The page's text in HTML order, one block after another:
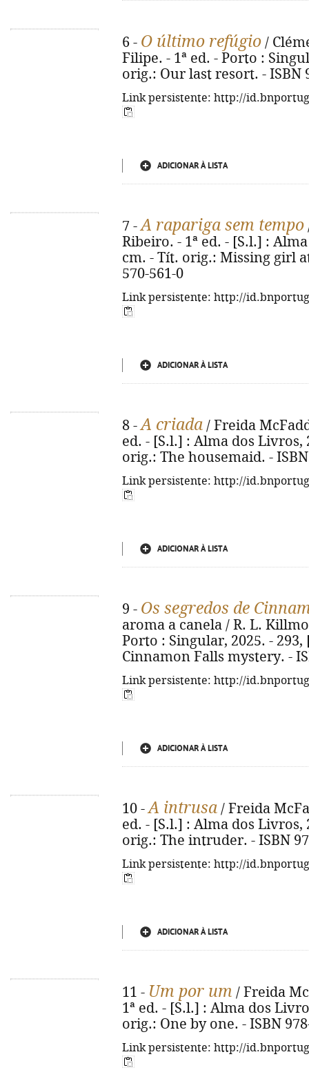
6 - O último refúgio /
Filipe. - 1ª ed. - Porto :
orig.: Our last resort. - ISBN
Link persistente: http://
ADICIONAR À LISTA
7 -A rapariga sem tempo
Ribeiro. - 1ª ed. - [S.l.] :
cm. - Tít. orig.: Missing girl
570-561-0
Link persistente: http://
ADICIONAR À LISTA
8 -A criada / Freida
ed. - [S.l.] : Alma dos Livros,
orig.: The housemaid. - ISBN
Link persistente: http://
ADICIONAR À LISTA
9 - Os segredos de
aroma a canela / R. L.
Porto : Singular, 2025. -
Cinnamon Falls mystery. -
Link persistente: http://
ADICIONAR À LISTA
10 -A intrusa / Freida
ed. - [S.l.] : Alma dos Livros,
orig.: The intruder. - ISBN
Link persistente: http://
ADICIONAR À LISTA
11 - Um por um / Freida
1ª ed. - [S.l.] : Alma dos
orig.: One by one. - ISBN
Link persistente: http://